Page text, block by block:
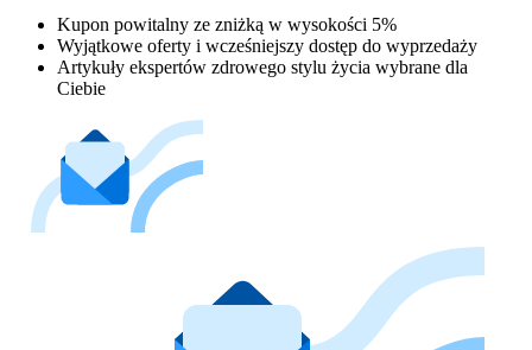
Kupon powitalny ze zniżką w wysokości 5%
Wyjątkowe oferty i wcześniejszy dostęp do wyprzedaży
Artykuły ekspertów zdrowego stylu życia wybrane dla
Ciebie